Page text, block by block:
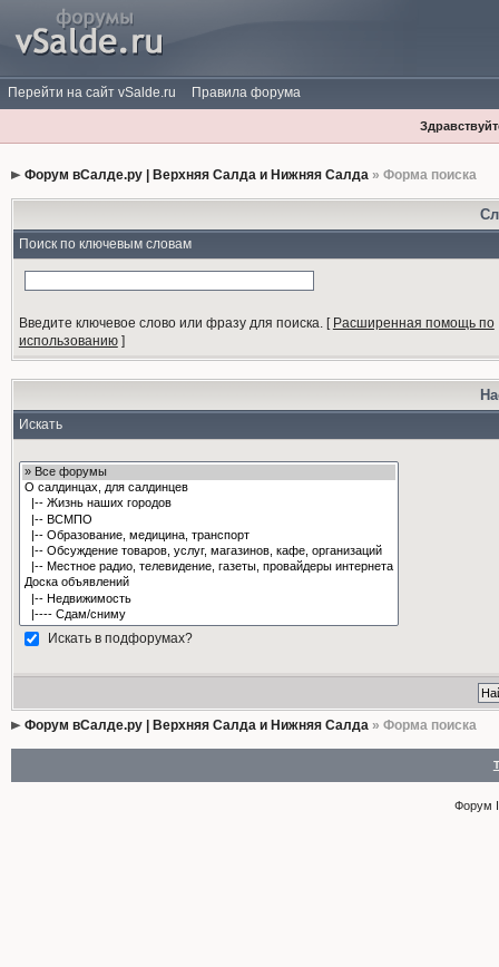
Перейти на сайт vSalde.ru Правила форума
Форум вСалде.ру | Верхняя Салда и Нижняя Салда» Форма поиска
Поиск по ключевым словам
Введите ключевое слово или фразу для поиска.[ Расширенная помощь по
использованию]
Искать
Искать в подфорумах?
Форум вСалде.ру | Верхняя Салда и Нижняя Салда» Форма поиска
Форум